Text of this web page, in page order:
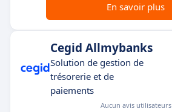
En savoir plus
Cegid Allmybanks
Solution de gestion de
trésorerie et de
paiements
Aucun avis utilisateurs